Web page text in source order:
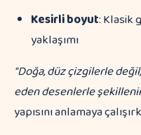
Kesirli boyut: Klasik
yaklaşımı
"Doğa, düz çizgilerle
eden desenlerle
yapısını anlamaya